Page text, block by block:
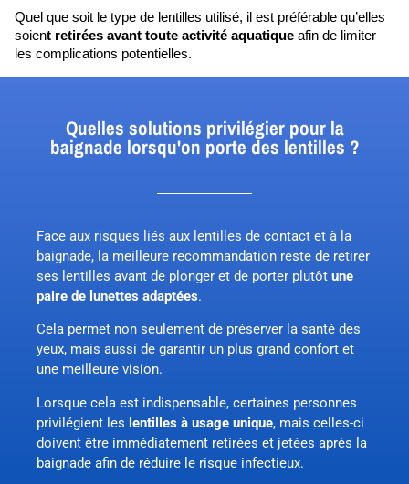
Quel que soit le type de lentilles utilisé, il est préférable qu’elles
soient retirées avant toute activité aquatique afin de limiter
les complications potentielles.
Quelles solutions privilégier pour la
baignade lorsqu'on porte des lentilles ?
Face aux risques liés aux lentilles de contact et à la
baignade, la meilleure recommandation reste de retirer
ses lentilles avant de plonger et de porter plutôt une
paire de lunettes adaptées.
Cela permet non seulement de préserver la santé des
yeux, mais aussi de garantir un plus grand confort et
une meilleure vision.
Lorsque cela est indispensable, certaines personnes
privilégient les lentilles à usage unique, mais celles-ci
doivent être immédiatement retirées et jetées après la
baignade afin de réduire le risque infectieux.